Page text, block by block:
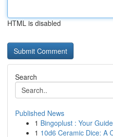
HTML is disabled
Search
Published News
1 Bingoplust : Your
1 10d6 Ceramic Dice: A